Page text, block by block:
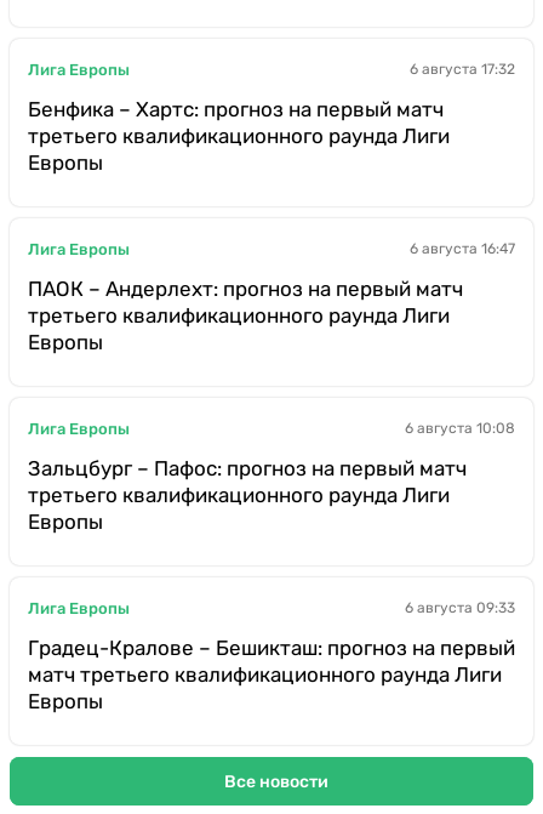
Лига Европы 6 августа 17:32
Бенфика – Хартс: прогноз на первый матч
третьего квалификационного раунда Лиги
Европы
Лига Европы 6 августа 16:47
ПАОК – Андерлехт: прогноз на первый матч
третьего квалификационного раунда Лиги
Европы
Лига Европы 6 августа 10:08
Зальцбург – Пафос: прогноз на первый матч
третьего квалификационного раунда Лиги
Европы
Лига Европы 6 августа 09:33
Градец-Кралове – Бешикташ: прогноз на первый
матч третьего квалификационного раунда Лиги
Европы
Все новости